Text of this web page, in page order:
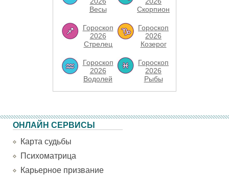
Весы
Скорпион
Гороскоп
2026
Стрелец
Гороскоп
2026
Козерог
Гороскоп
2026
Водолей
Гороскоп
2026
Рыбы
ОНЛАЙН СЕРВИСЫ
Карта судьбы
Психоматрица
Карьерное призвание